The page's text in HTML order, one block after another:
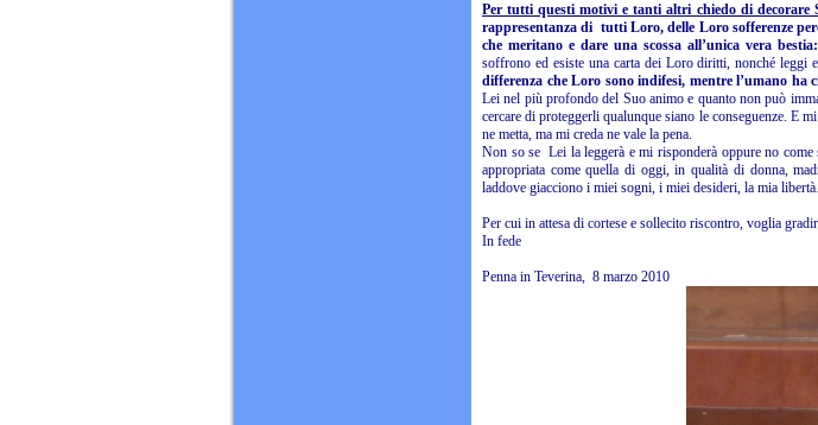
Per tutti questi motivi e tanti altri chiedo di decorare
rappresentanza di tutti Loro, delle Loro sofferenze
che meritano e dare una scossa all’unica vera
soffrono ed esiste una carta dei Loro diritti, nonché
differenza che Loro sono indifesi, mentre l’umano ha
Lei nel più profondo del Suo animo e quanto non può
cercare di proteggerli qualunque siano le conseguenze. E
ne metta, ma mi creda ne vale la pena.
Non so se Lei la leggerà e mi risponderà oppure no come
appropriata come quella di oggi, in qualità di donna,
laddove giacciono i miei sogni, i miei desideri, la mia
Per cui in attesa di cortese e sollecito riscontro, voglia
In fede
Penna in Teverina, 8 marzo 2010